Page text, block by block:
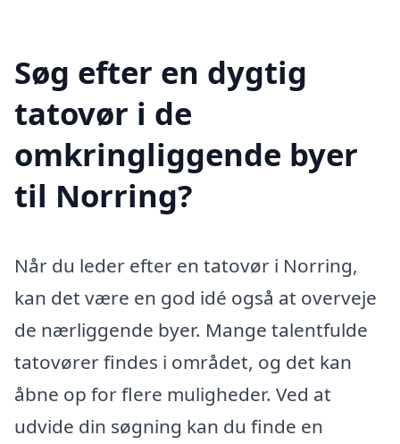
Søg efter en dygtig
tatovør i de
omkringliggende byer
til Norring?
Når du leder efter en tatovør i Norring,
kan det være en god idé også at overveje
de nærliggende byer. Mange talentfulde
tatovører findes i området, og det kan
åbne op for flere muligheder. Ved at
udvide din søgning kan du finde en